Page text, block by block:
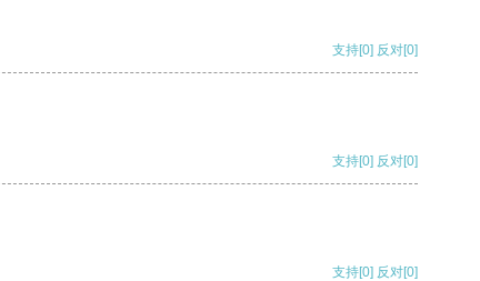
支持[0] 反对[0]
支持[0] 反对[0]
支持[0] 反对[0]